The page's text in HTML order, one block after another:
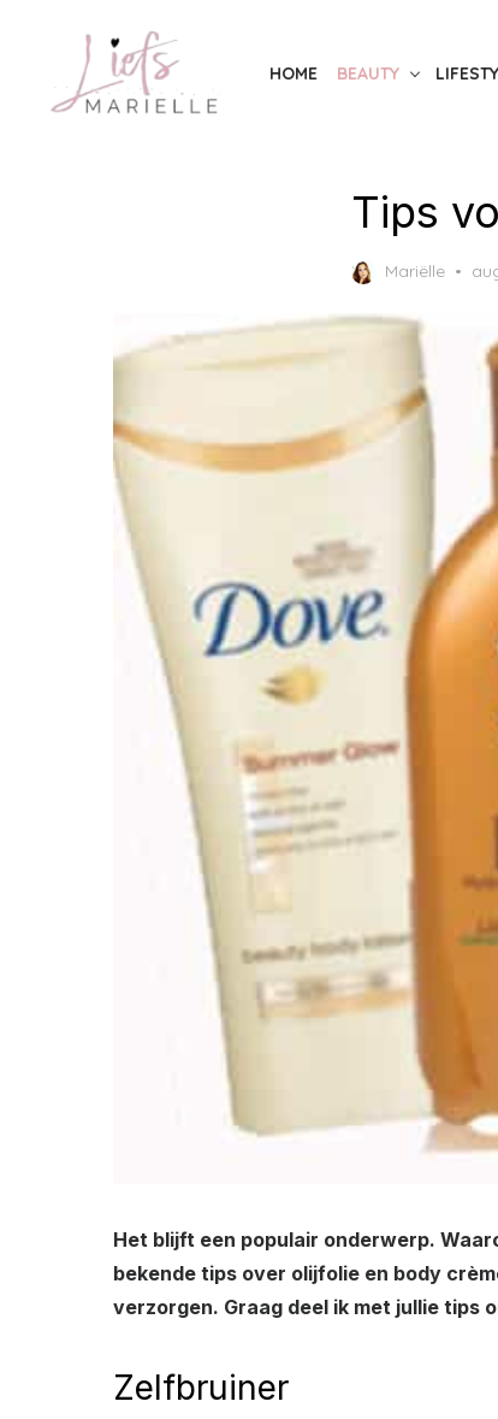
content
HOME BEAUTY
Tips
Mariëlle
Het blijft een populair onderwerp.
bekende tips over olijfolie en body
verzorgen. Graag deel ik met jullie tips
Zelfbruiner